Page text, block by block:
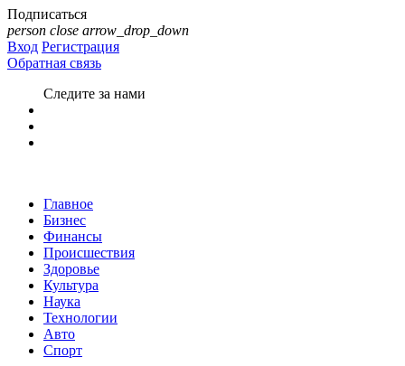
Подписаться
person close arrow_drop_down
Вход Регистрация
Обратная связь
Следите за нами
Главное
Бизнес
Финансы
Происшествия
Здоровье
Культура
Наука
Технологии
Авто
Спорт